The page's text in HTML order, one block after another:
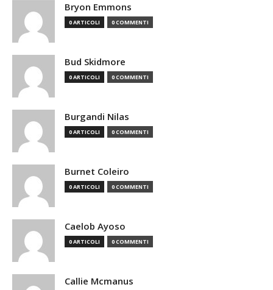
Bryon Emmons
0 ARTICOLI 0 COMMENTI
Bud Skidmore
0 ARTICOLI 0 COMMENTI
Burgandi Nilas
0 ARTICOLI 0 COMMENTI
Burnet Coleiro
0 ARTICOLI 0 COMMENTI
Caelob Ayoso
0 ARTICOLI 0 COMMENTI
Callie Mcmanus